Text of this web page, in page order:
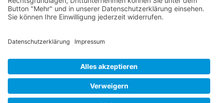
Würtemberg,Bayern,Hessen,Saarland,Rheinland-Pfalz,Nordrhein-
Westfalen
Thüringen Bremen Hamburg , Schleswig-Holstein
Mecklenburg-
Vorpommern,Niedersachsen,Sachsen ,Sachsen-Anhalt
Hamburg,Wiesbaden ,Schwerin,Hannover
Alle Preise inkl. gesetzl. MwSt. zzgl.Versandkosten. Die durchgestrichenen Preise
entsprechen dem bisherigen Preis bei Online Teeversand von Teecultur.
Online Teeversand von Teecultur © 2026 | Template © 2009-2026 by modified